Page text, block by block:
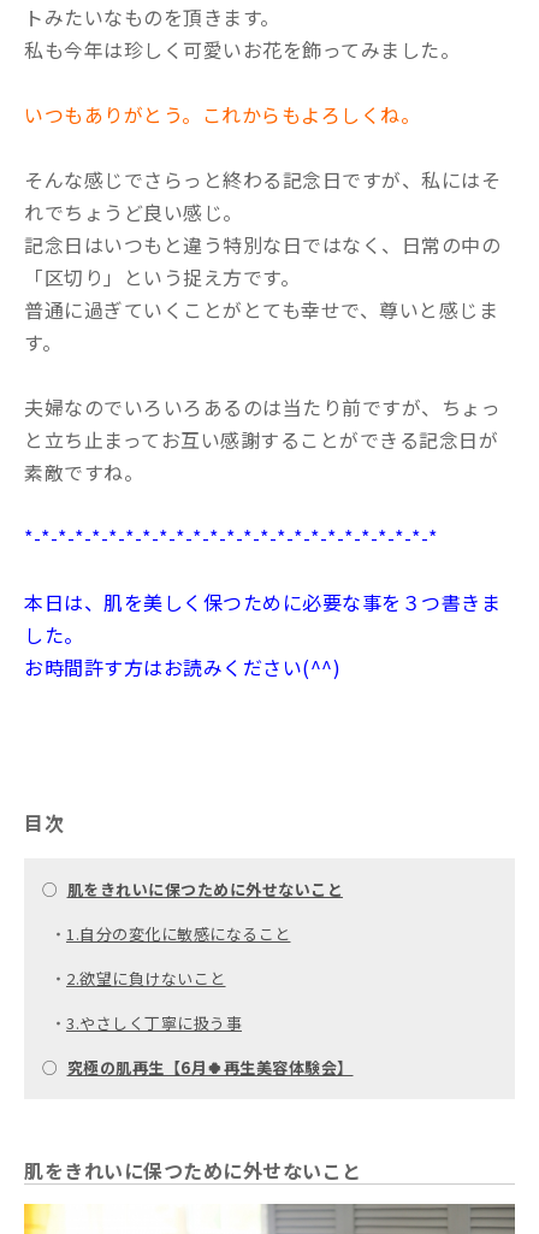
トみたいなものを頂きます。
私も今年は珍しく可愛いお花を飾ってみました。
いつもありがとう。これからもよろしくね。
そんな感じでさらっと終わる記念日ですが、私にはそ
れでちょうど良い感じ。
記念日はいつもと違う特別な日ではなく、日常の中の
「区切り」という捉え方です。
普通に過ぎていくことがとても幸せで、尊いと感じま
す。
夫婦なのでいろいろあるのは当たり前ですが、ちょっ
と立ち止まってお互い感謝することができる記念日が
素敵ですね。
*-*-*-*-*-*-*-*-*-*-*-*-*-*-*-*-*-*-*-*-*-*-*-*-*
本日は、肌を美しく保つために必要な事を３つ書きま
した。
お時間許す方はお読みください(^^)
目次
○ 肌をきれいに保つために外せないこと
・ 1.自分の変化に敏感になること
・ 2.欲望に負けないこと
・ 3.やさしく丁寧に扱う事
○ 究極の肌再生【6月🍀再生美容体験会】
肌をきれいに保つために外せないこと